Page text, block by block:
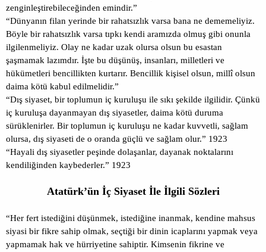
zenginleştirebileceğinden emindir.”
“Dünyanın filan yerinde bir rahatsızlık varsa bana ne dememeliyiz.
Böyle bir rahatsızlık varsa tıpkı kendi aramızda olmuş gibi onunla
ilgilenmeliyiz. Olay ne kadar uzak olursa olsun bu esastan
şaşmamak lazımdır. İşte bu düşünüş, insanları, milletleri ve
hükümetleri bencillikten kurtarır. Bencillik kişisel olsun, millî olsun
daima kötü kabul edilmelidir.”
“Dış siyaset, bir toplumun iç kuruluşu ile sıkı şekilde ilgilidir. Çünkü
iç kuruluşa dayanmayan dış siyasetler, daima kötü duruma
sürüklenirler. Bir toplumun iç kuruluşu ne kadar kuvvetli, sağlam
olursa, dış siyaseti de o oranda güçlü ve sağlam olur.” 1923
“Hayali dış siyasetler peşinde dolaşanlar, dayanak noktalarını
kendiliğinden kaybederler.” 1923
Atatürk’ün İç Siyaset İle İlgili Sözleri
“Her fert istediğini düşünmek, istediğine inanmak, kendine mahsus
siyasi bir fikre sahip olmak, seçtiği bir dinin icaplarını yapmak veya
yapmamak hak ve hürriyetine sahiptir. Kimsenin fikrine ve